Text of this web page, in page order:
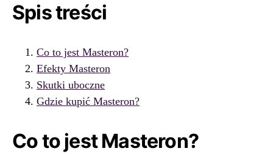
Spis treści
Co to jest Masteron?
Efekty Masteron
Skutki uboczne
Gdzie kupić Masteron?
Co to jest Masteron?